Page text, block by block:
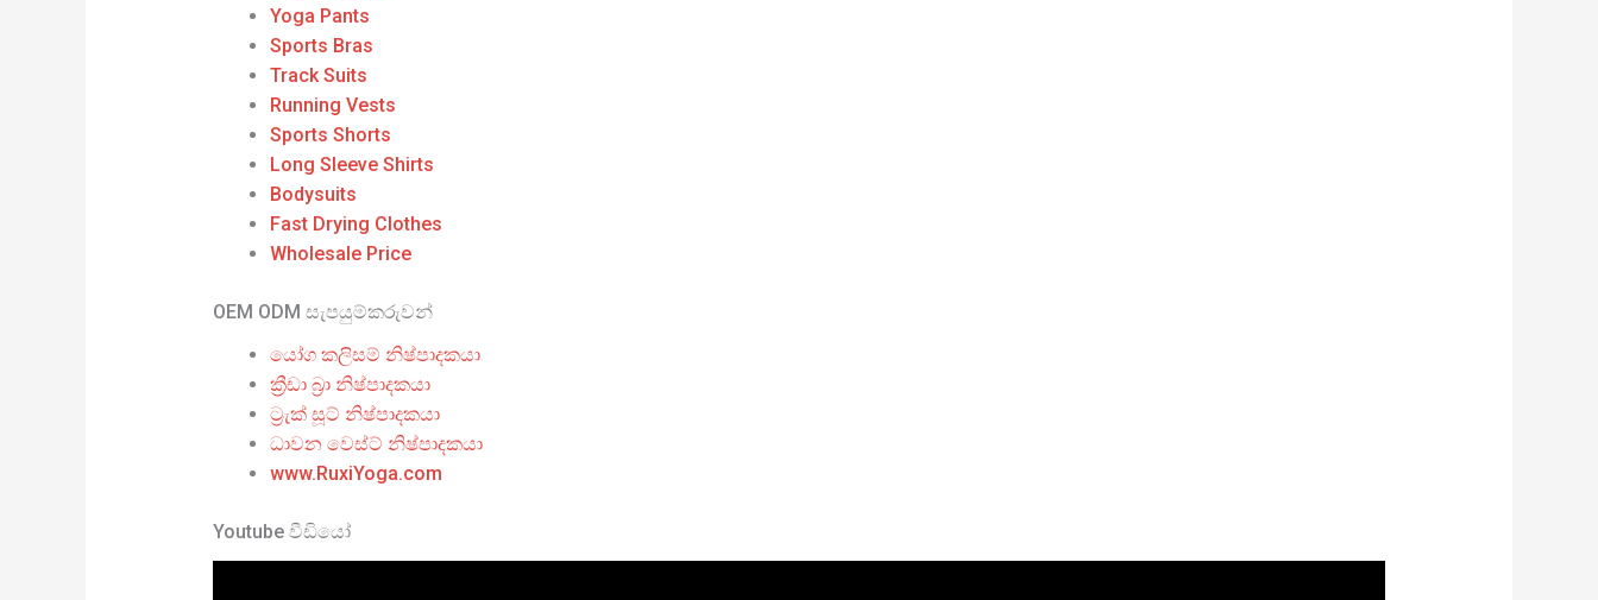
Yoga Pants
Sports Bras
Track Suits
Running Vests
Sports Shorts
Long Sleeve Shirts
Bodysuits
Fast Drying Clothes
Wholesale Price
OEM ODM සැපයුම්කරුවන්
යෝග කලිසම් නිෂ්පාදකයා
ක්‍රීඩා බ්‍රා නිෂ්පාදකයා
ට්‍රැක් සූට් නිෂ්පාදකයා
ධාවන වෙස්ට් නිෂ්පාදකයා
www.RuxiYoga.com
Youtube වීඩියෝ